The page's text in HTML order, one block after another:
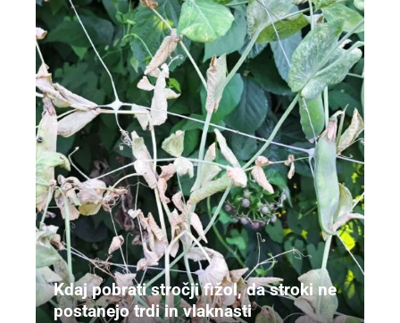
Kdaj pobrati stročji fižol, da stroki ne
postanejo trdi in vlaknasti